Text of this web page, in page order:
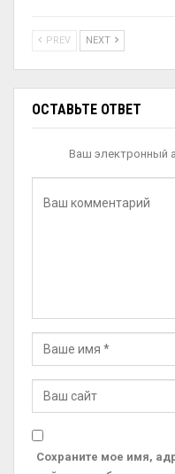
PREV NEXT
ОСТАВЬТЕ ОТВЕТ
Ваш электронный
Сохраните мое имя,